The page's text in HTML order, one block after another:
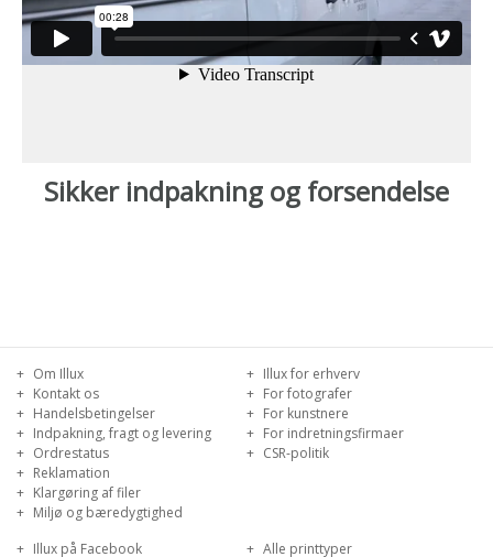
Sikker indpakning og forsendelse
Om Illux
Kontakt os
Handelsbetingelser
Indpakning, fragt og levering
Ordrestatus
Reklamation
Klargøring af filer
Miljø og bæredygtighed
Illux for erhverv
For fotografer
For kunstnere
For indretningsfirmaer
CSR-politik
Illux på Facebook Alle printtyper